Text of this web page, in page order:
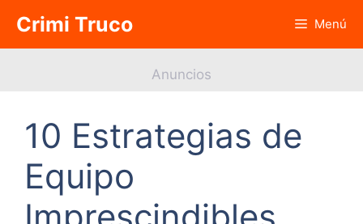
contenido
Crimi Truco Menú
Anuncios
10 Estrategias de
Equipo